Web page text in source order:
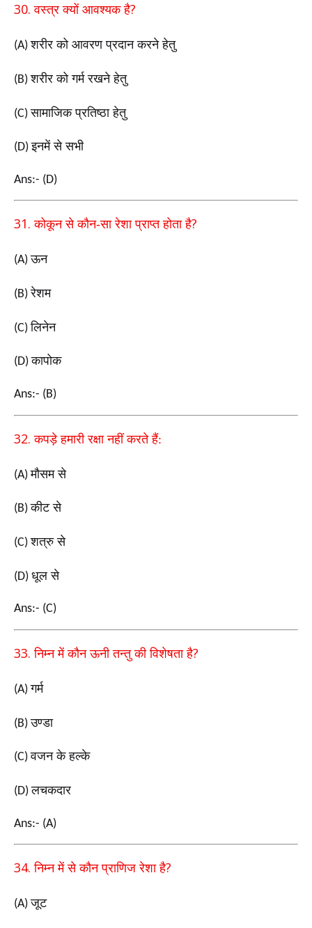
30.वस्त्र क्यों आवश्यक है?
(A)शरीर को आवरण प्रदान करने हेतु
(B)शरीर को गर्म रखने हेतु
(C)सामाजिक प्रतिष्ठा हेतु
(D)इनमें से सभी
Ans:- (D)
31.कोकून से कौन-सा रेशा प्राप्त होता है?
(A)ऊन
(B)रेशम
(C)लिनेन
(D)कापोक
Ans:- (B)
32.कपड़े हमारी रक्षा नहीं करते हैं:
(A)मौसम से
(B)कीट से
(C)शत्रु से
(D) धूल से
Ans:- (C)
33.निम्न में कौन ऊनी तन्तु की विशेषता है?
(A)गर्म
(B)उण्डा
(C)वजन के हल्के
(D)लचकदार
Ans:- (A)
34.निम्न में से कौन प्राणिज रेशा है?
(A)जूट